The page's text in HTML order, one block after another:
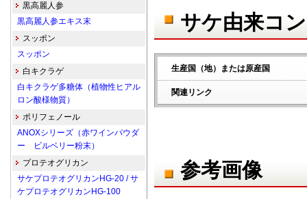
サケ由来コ
生産国（地）または原産国
関連リンク
参考画像
黒高麗人参
黒高麗人参エキス末
スッポン
スッポン
白キクラゲ
白キクラゲ多糖体（植物性ヒアル
ロン酸様物質）
ポリフェノール
ANOXシリーズ（赤ワインパウダ
ー ビルベリー粉末）
プロテオグリカン
サケプロテオグリカンHG-20 / サ
ケプロテオグリカンHG-100